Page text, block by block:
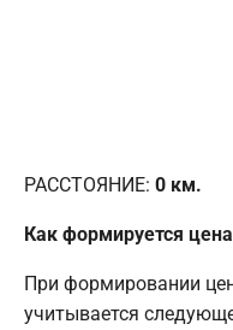
РАССТОЯНИЕ: 0 км.
Как формируется
При формировании
учитывается